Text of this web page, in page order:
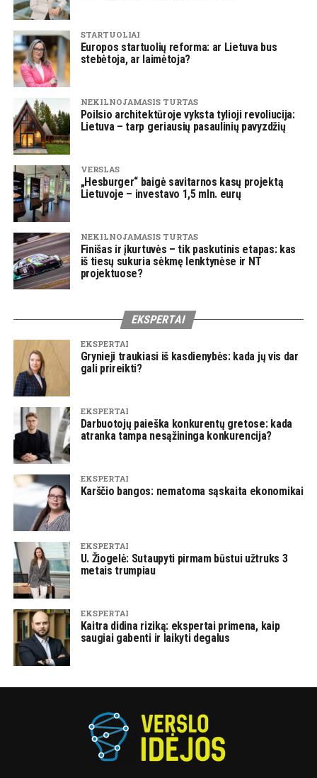
STARTUOLIAI
Europos startuolių reforma: ar Lietuva bus
stebėtoja, ar laimėtoja?
NEKILNOJAMASIS TURTAS
Poilsio architektūroje vyksta tylioji revoliucija:
Lietuva – tarp geriausių pasaulinių pavyzdžių
VERSLAS
„Hesburger“ baigė savitarnos kasų projektą
Lietuvoje – investavo 1,5 mln. eurų
NEKILNOJAMASIS TURTAS
Finišas ir įkurtuvės – tik paskutinis etapas: kas
iš tiesų sukuria sėkmę lenktynėse ir NT
projektuose?
EKSPERTAI
EKSPERTAI
Grynieji traukiasi iš kasdienybės: kada jų vis dar
gali prireikti?
EKSPERTAI
Darbuotojų paieška konkurentų gretose: kada
atranka tampa nesąžininga konkurencija?
EKSPERTAI
Karščio bangos: nematoma sąskaita ekonomikai
EKSPERTAI
U. Žiogelė: Sutaupyti pirmam būstui užtruks 3
metais trumpiau
EKSPERTAI
Kaitra didina riziką: ekspertai primena, kaip
saugiai gabenti ir laikyti degalus